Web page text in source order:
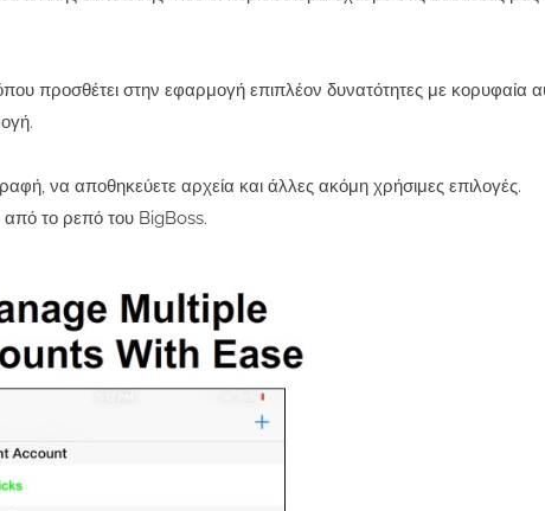
προσθέτει στην εφαρμογή επιπλέον δυνατότητες με κορυφαία
να αποθηκεύετε αρχεία και άλλες ακόμη χρήσιμες επιλογές.
το ρεπό του BigBoss.